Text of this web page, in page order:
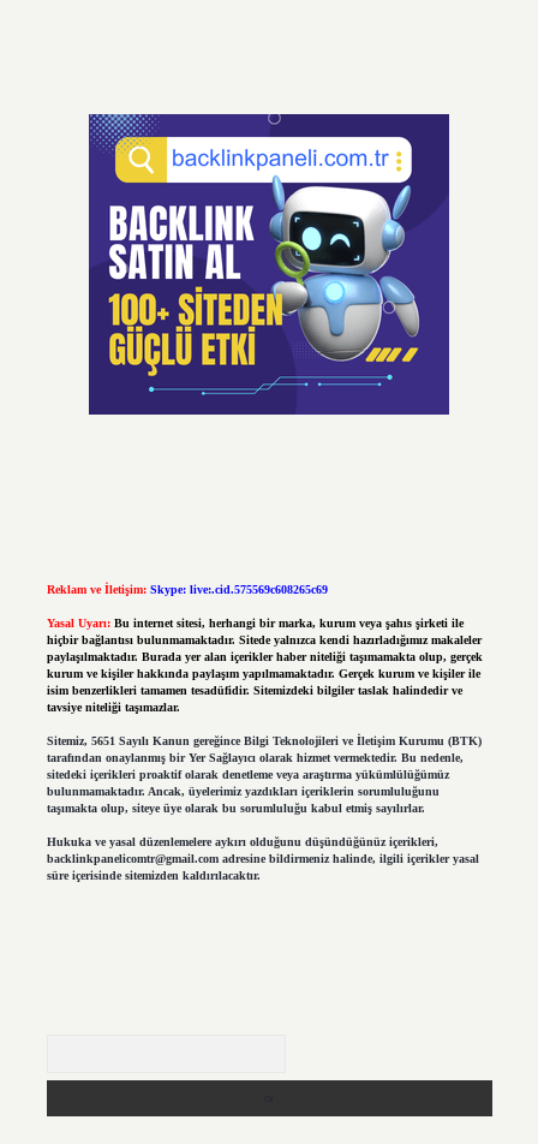
Reklam ve İletişim: Skype: live:.cid.575569c608265c69
Yasal Uyarı: Bu internet sitesi, herhangi bir marka, kurum veya şahıs şirketi ile
hiçbir bağlantısı bulunmamaktadır. Sitede yalnızca kendi hazırladığımız makaleler
paylaşılmaktadır. Burada yer alan içerikler haber niteliği taşımamakta olup, gerçek
kurum ve kişiler hakkında paylaşım yapılmamaktadır. Gerçek kurum ve kişiler ile
isim benzerlikleri tamamen tesadüfidir. Sitemizdeki bilgiler taslak halindedir ve
tavsiye niteliği taşımazlar.
Sitemiz, 5651 Sayılı Kanun gereğince Bilgi Teknolojileri ve İletişim Kurumu (BTK)
tarafından onaylanmış bir Yer Sağlayıcı olarak hizmet vermektedir. Bu nedenle,
sitedeki içerikleri proaktif olarak denetleme veya araştırma yükümlülüğümüz
bulunmamaktadır. Ancak, üyelerimiz yazdıkları içeriklerin sorumluluğunu
taşımakta olup, siteye üye olarak bu sorumluluğu kabul etmiş sayılırlar.
Hukuka ve yasal düzenlemelere aykırı olduğunu düşündüğünüz içerikleri,
backlinkpanelicomtr@gmail.comadresine bildirmeniz halinde, ilgili içerikler yasal
süre içerisinde sitemizden kaldırılacaktır.